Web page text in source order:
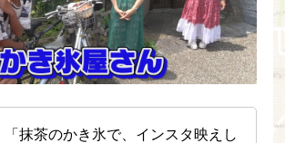
「抹茶のかき氷で、インスタ映えし